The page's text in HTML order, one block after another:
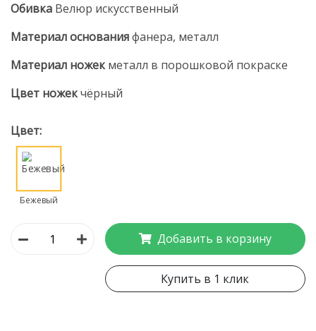
Обивка Велюр искусственный
Материал основанияфанера, металл
Материал ножек металл в порошковой покраске
Цвет ножекчёрный
Цвет:
Бежевый
Добавить в корзину
Купить в 1 клик